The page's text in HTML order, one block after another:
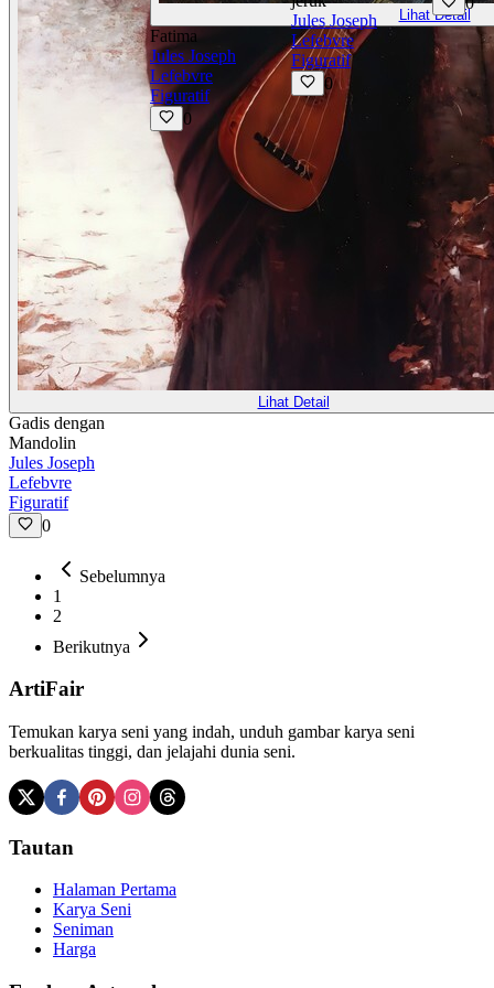
Lihat Detail
Gadis dengan
Mandolin
Jules Joseph
Lefebvre
Figuratif
0
Lihat Detail
Fatima
Jules Joseph
Lefebvre
Figuratif
0
Jules Joseph
Lefebvre
Figuratif
0
Sebelumnya
1
2
Berikutnya
ArtiFair
Temukan karya seni yang indah, unduh gambar karya seni
berkualitas tinggi, dan jelajahi dunia seni.
Tautan
Halaman Pertama
Karya Seni
Seniman
Harga